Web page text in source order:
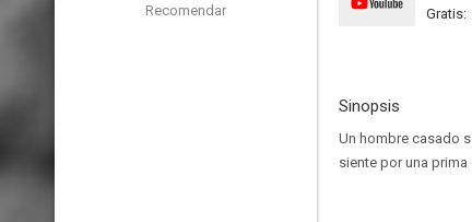
Recomendar
Gratis:
Sinopsis
Un hombre casado
siente por una